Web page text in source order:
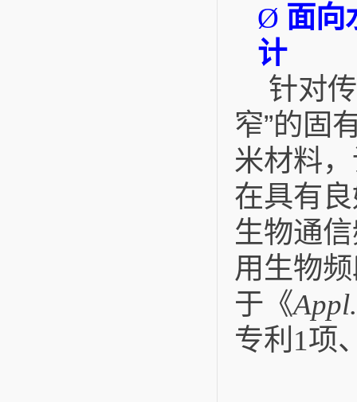
Ø 面向
计
针对
窄”的固
米材料
在具有
生物通
用生物
于《
专利 1项